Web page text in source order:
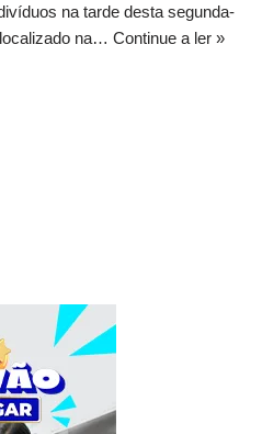
na tarde desta segunda-
na… Continue a ler »